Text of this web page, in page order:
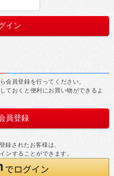
会員登録を行ってください。
ておくと便利にお買い物ができるよ
されたお客様は、
することができます。